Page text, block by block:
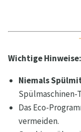
Wichtige Hinweise:
Niemals
Spülmaschinen-
Das Eco-
vermeiden.